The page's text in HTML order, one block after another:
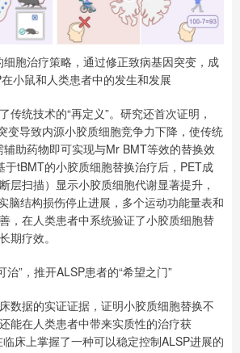
胞治疗策略，通过修正致病基因突变，成
小鼠和人类患者中的发生和发展
传统技术的“再定义”。研究还首次证明，
变导致内源小胶质细胞竞争力下降，使传统
助药物即可实现与Mr BMT等效的替换效
于tBMT的小胶质细胞替换治疗后，PET成
层扫描）显示小胶质细胞代谢显著提升，
脑结构损伤停止进展，多个运动功能量表和
，在人类患者中系统验证了小胶质细胞替
期疗效。
治”，推开ALSP患者的“希望之门”
数据的实证证据，证明小胶质细胞替换不
能在人类患者中带来实质性的治疗获
床上掌握了一种可以稳定控制ALSP进展的